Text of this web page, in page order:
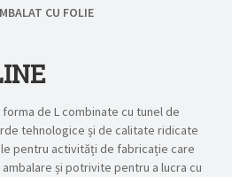
CU FOLIE
de L combinate cu tunel de
tehnologice și de calitate ridicate
pentru activități de fabricație care
și potrivite pentru a lucra cu